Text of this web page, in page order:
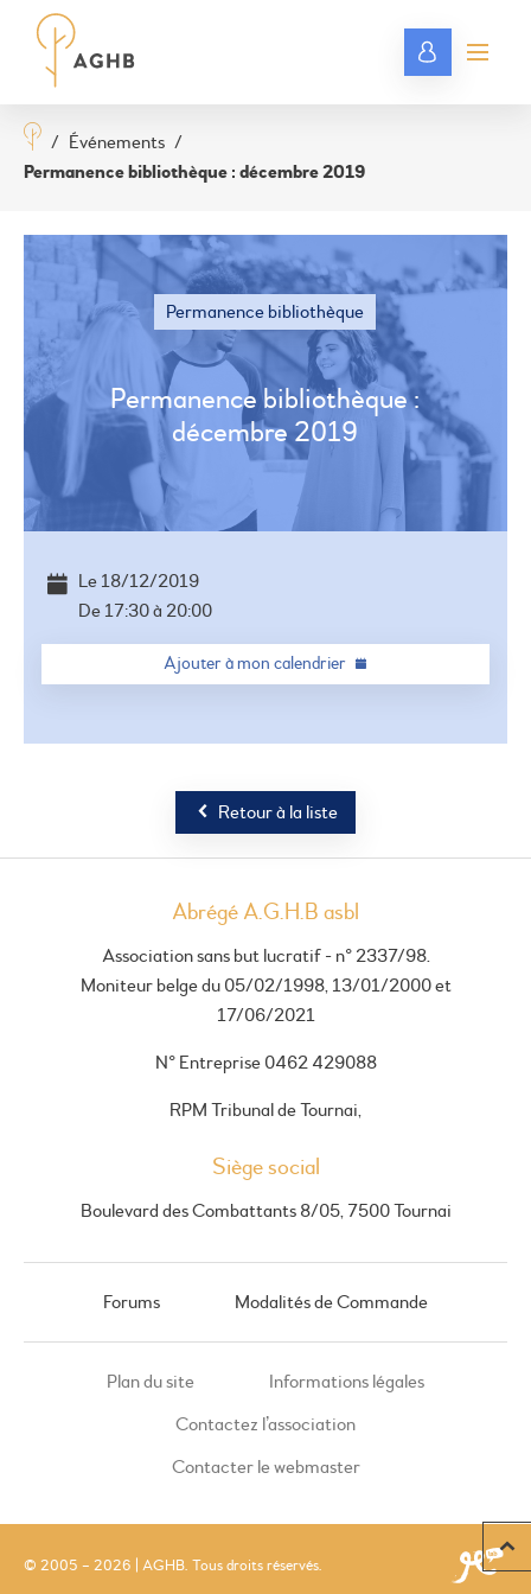
/ Événements /
Permanence bibliothèque : décembre 2019
Permanence bibliothèque
Permanence bibliothèque :
décembre 2019
Le 18/12/2019
De 17:30à 20:00
Ajouter à mon calendrier
Retour à la liste
Abrégé A.G.H.B asbl
Association sans but lucratif - n° 2337/98.
Moniteur belge du 05/02/1998, 13/01/2000 et
17/06/2021
N° Entreprise 0462 429088
RPM Tribunal de Tournai,
Siège social
Boulevard des Combattants 8/05, 7500 Tournai
Forums Modalités de Commande
Plan du site
Informations légales
Contactez l’association
Contacter le webmaster
© 2005 – 2026 | AGHB. Tous droits réservés.